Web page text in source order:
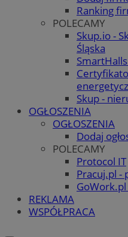
Ranking
POLECAMY
Skup.io -
Śląska
Skup -
OGŁOSZENIA
OGŁOSZENIA
Dodaj
POLECAMY
Protocol IT
Pracuj.pl -
REKLAMA
WSPÓŁPRACA